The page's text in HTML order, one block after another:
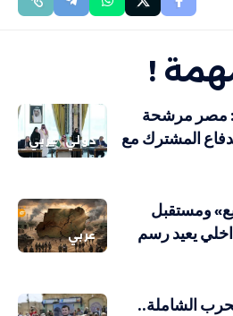
!
دولي عربي
مصر مرشحة
المشترك مع
عربي
ومستقبل
يعيد رسم
الشاملة..